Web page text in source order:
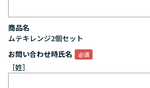
商品名
ムテキレンジ2個セット
お問い合わせ時氏名
［姓］